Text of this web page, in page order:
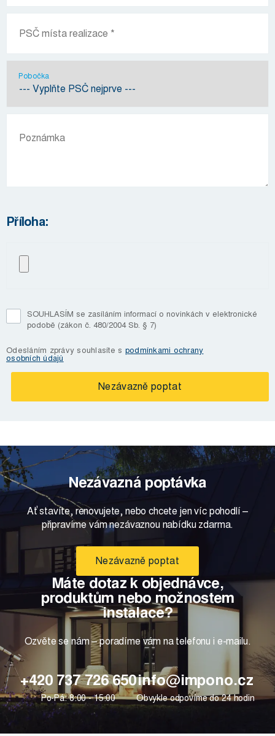
Pobočka
Příloha:
SOUHLASÍM se zasíláním informací o novinkách v elektronické
podobě (zákon č. 480/2004 Sb. § 7)
Odesláním zprávy souhlasíte s podmínkami ochrany
osobních údajů
Nezávazná poptávka
Ať stavíte, renovujete, nebo chcete jen víc pohodlí –
připravíme vám nezávaznou nabídku zdarma.
Nezávazně poptat
Máte dotaz k objednávce,
produktům nebo možnostem
instalace?
Ozvěte se nám – poradíme vám na telefonu i e-mailu.
+420 737 726 650
Po-Pá: 8:00 - 15:00
info@impono.cz
Obvykle odpovíme do 24 hodin